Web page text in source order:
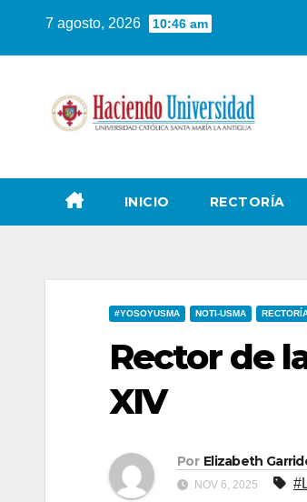
7 agosto, 2026 10:46 am
INICIO RECTORÍA
#YOSOYUSMA NOTI-USMA
Rector de
XIV
Por Elizabeth
NOV 6, 2025